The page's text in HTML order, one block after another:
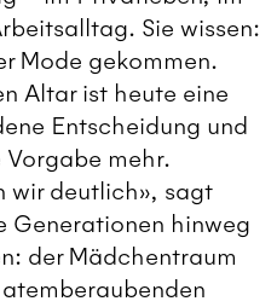
Sie wissen:
Mode gekommen.
Altar ist heute eine
Entscheidung und
mehr.
wir deutlich», sagt
Generationen hinweg
der Mädchentraum